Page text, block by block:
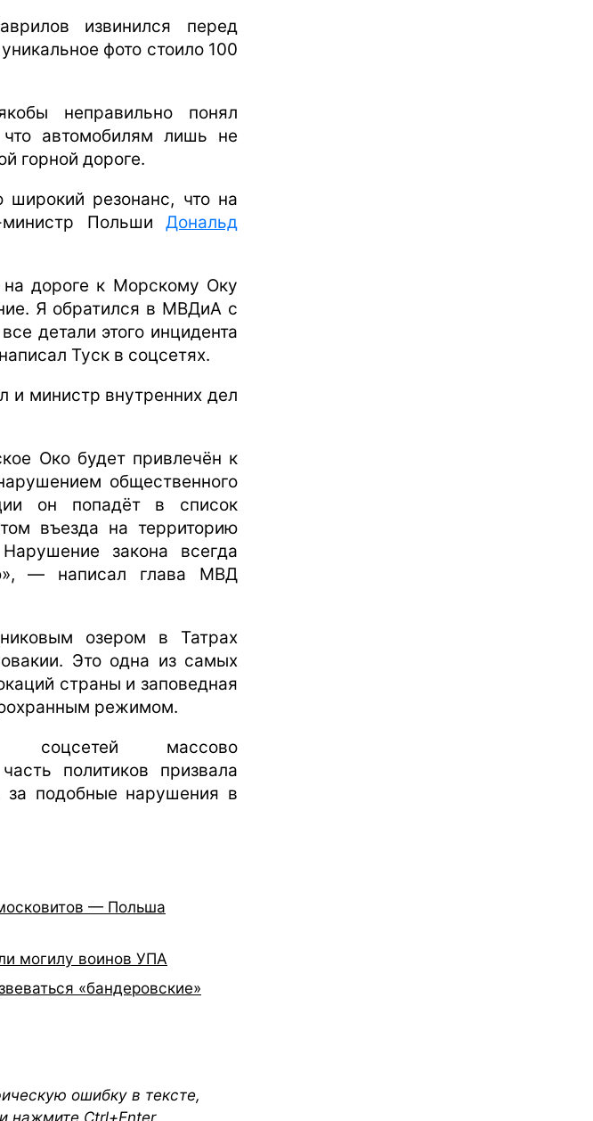
извинился перед
фото стоило 100
неправильно понял
автомобилям лишь не
горной дороге.
широкий резонанс, что на
министр Польши Дональд
на дороге к Морскому Оку
Я обратился в МВДиА с
детали этого инцидента
Туск в соцсетях.
и министр внутренних дел
Око будет привлечён к
общественного
он попадёт в список
въезда на территорию
закона всегда
— написал глава МВД
озером в Татрах
Это одна из самых
страны и заповедная
режимом.
соцсетей массово
политиков призвала
за подобные нарушения в
— Польша
могилу воинов УПА
«бандеровские»
ошибку в тексте,